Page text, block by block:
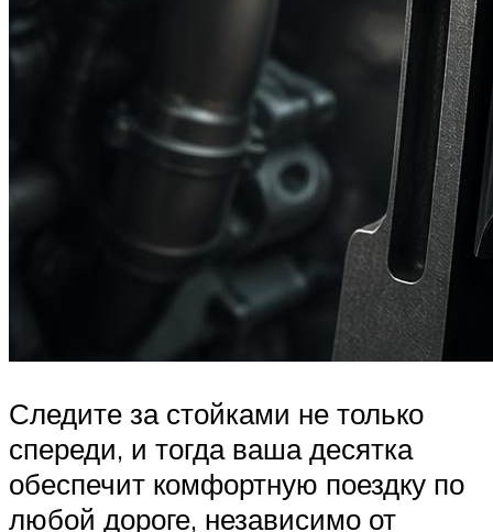
Следите за стойками не только
спереди, и тогда ваша десятка
обеспечит комфортную поездку по
любой дороге, независимо от